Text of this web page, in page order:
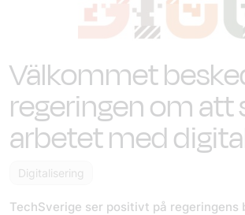
Välkommet
regeringen om att
arbetet med
Digitalisering
TechSverige ser positivt på regeringens